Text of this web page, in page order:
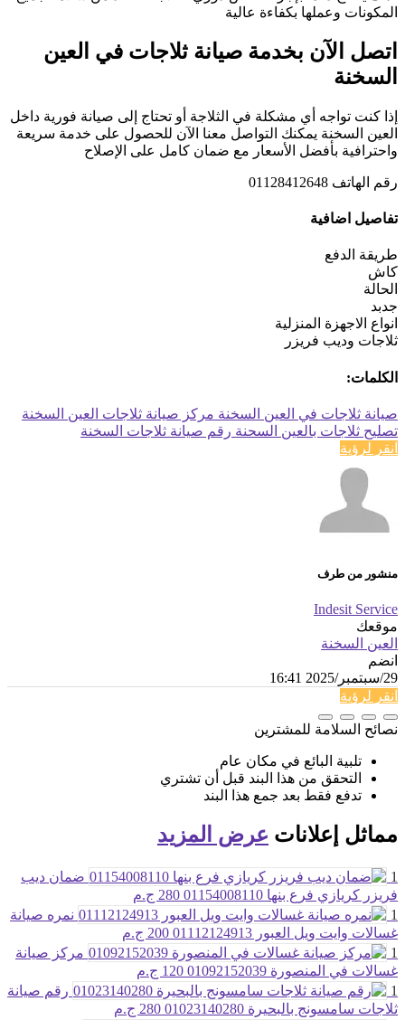
المكونات وعملها بكفاءة عالية
اتصل الآن بخدمة صيانة ثلاجات في العين
السخنة
إذا كنت تواجه أي مشكلة في الثلاجة أو تحتاج إلى صيانة فورية داخل
العين السخنة يمكنك التواصل معنا الآن للحصول على خدمة سريعة
واحترافية بأفضل الأسعار مع ضمان كامل على الإصلاح
رقم الهاتف 01128412648
تفاصيل اضافية
طريقة الدفع
كاش
الحالة
جدبد
انواع الاجهزة المنزلية
ثلاجات وديب فريزر
الكلمات:
صيانة ثلاجات في العين السخنة مركز صيانة ثلاجات العين السخنة
تصليح ثلاجات بالعين السحنة رقم صيانة ثلاجات السخنة
انقر لرؤية
منشور من طرف
Indesit Service
موقعك
العين السخنة
انضم
29/سبتمبر/2025 16:41
انقر لرؤية
نصائح السلامة للمشترين
تلبية البائع في مكان عام
التحقق من هذا البند قبل أن تشتري
تدفع فقط بعد جمع هذا البند
مماثل إعلانات عرض المزيد
1
ضمان ديب
فريزر كريازي فرع بنها 01154008110
280 ج.م
1
نمره صيانة
غسالات وايت ويل العبور 01112124913
200 ج.م
1
مركز صيانة
غسالات في المنصورة 01092152039
120 ج.م
1
رقم صيانة
ثلاجات سامسونج بالبحيرة 01023140280
280 ج.م